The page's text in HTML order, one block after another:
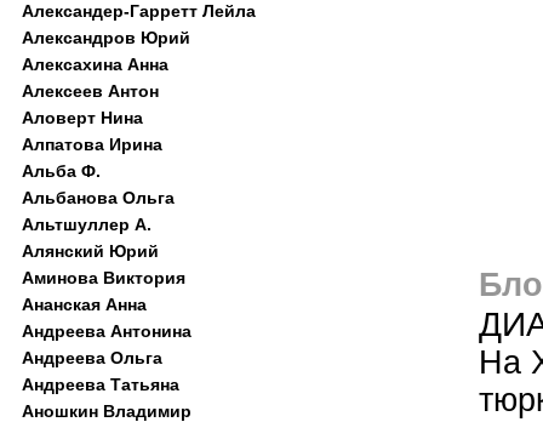
На
Александер-Гарретт Лейла
Александров Юрий
Алексахина Анна
Алексеев Антон
Аловерт Нина
Алпатова Ирина
Альба Ф.
Альбанова Ольга
Альтшуллер А.
Алянский Юрий
Аминова Виктория
Ананская Анна
Андреева Антонина
Андреева Ольга
Андреева Татьяна
Аношкин Владимир